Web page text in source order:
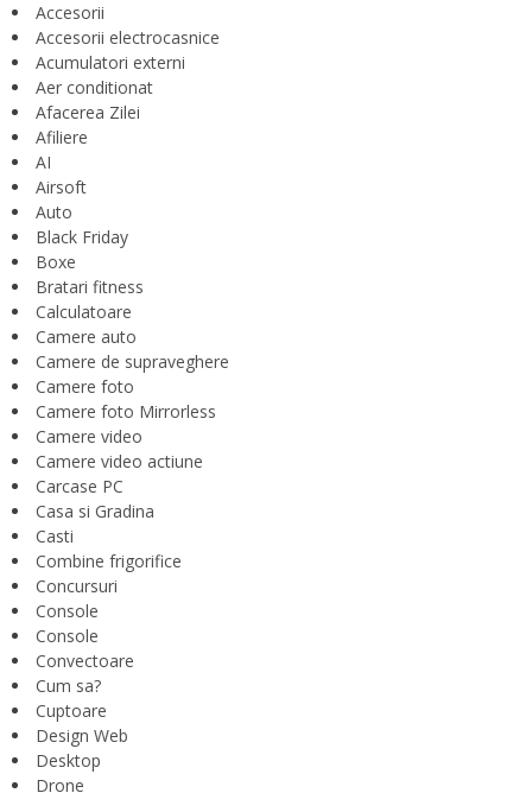
Accesorii
Accesorii electrocasnice
Acumulatori externi
Aer conditionat
Afacerea Zilei
Afiliere
AI
Airsoft
Auto
Black Friday
Boxe
Bratari fitness
Calculatoare
Camere auto
Camere de supraveghere
Camere foto
Camere foto Mirrorless
Camere video
Camere video actiune
Carcase PC
Casa si Gradina
Casti
Combine frigorifice
Concursuri
Console
Console
Convectoare
Cum sa?
Cuptoare
Design Web
Desktop
Drone